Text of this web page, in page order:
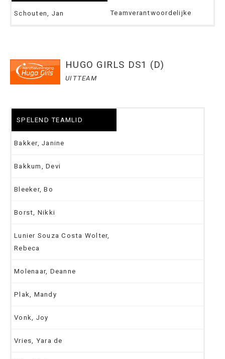
Schouten, Jan Teamverantwoordelijke
HUGO GIRLS DS1 (D)
UITTEAM
SPELEND TEAMLID
Bakker, Janine
Bakkum, Devi
Bleeker, Bo
Borst, Nikki
Lunier Souza Costa Wolter,
Rebeca
Molenaar, Deanne
Plak, Mandy
Vonk, Joy
Vries, Yara de